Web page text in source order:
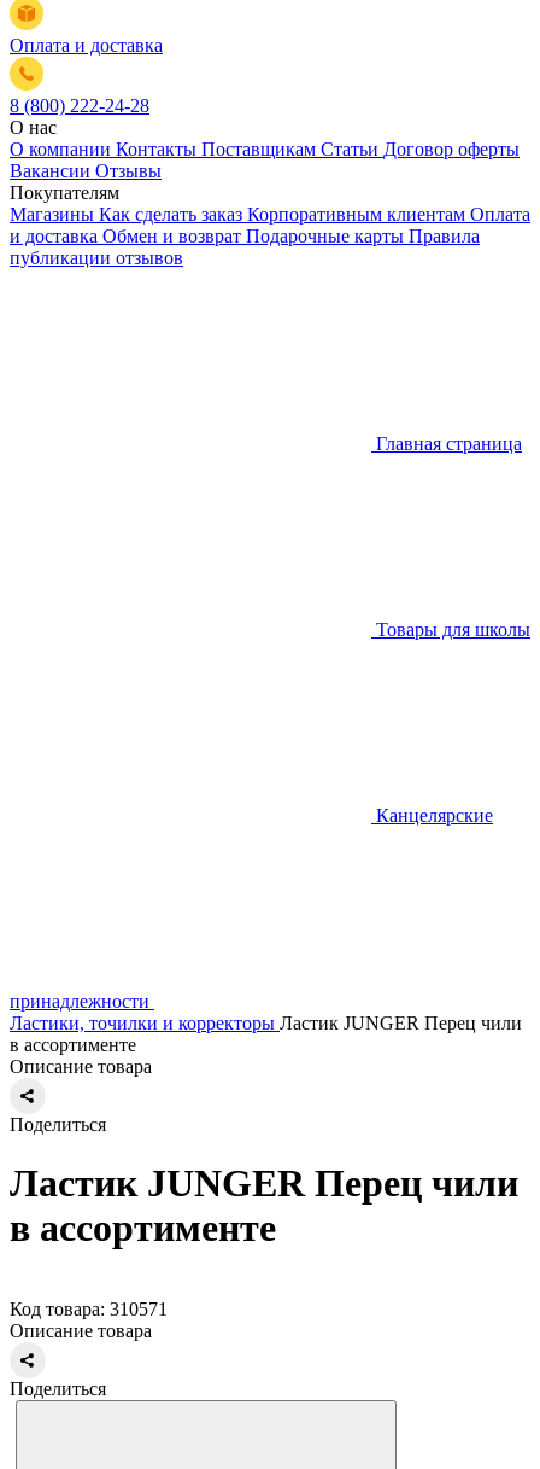
Оплата и доставка
8 (800) 222-24-28
О нас
О компании Контакты Поставщикам Статьи Договор оферты
Вакансии Отзывы
Покупателям
Магазины Как сделать заказ Корпоративным клиентам Оплата
и доставка Обмен и возврат Подарочные карты Правила
публикации отзывов
Главная страница
Товары для школы
Канцелярские
принадлежности
Ластики, точилки и корректоры Ластик JUNGER Перец чили
в ассортименте
Описание товара
Поделиться
Ластик JUNGER Перец чили
в ассортименте
Код товара: 310571
Описание товара
Поделиться